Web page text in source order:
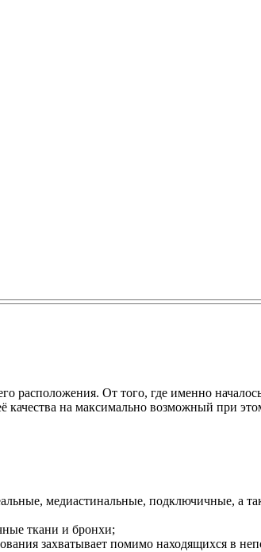
расположения. От того, где именно
качества на максимально возможный при
медиастинальные, подключичные, а
ткани и бронхи;
захватывает помимо находящихся в